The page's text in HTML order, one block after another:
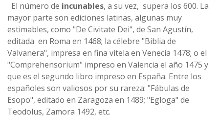
El número de incunables, a su vez, supera los 600. La
mayor parte son ediciones latinas, algunas muy
estimables, como "De Civitate Dei", de San Agustín,
editada en Roma en 1468; la célebre "Biblia de
Valvanera", impresa en fina vitela en Venecia 1478; o el
"Comprehensorium" impreso en Valencia el año 1475 y
que es el segundo libro impreso en España. Entre los
españoles son valiosos por su rareza: "Fábulas de
Esopo", editado en Zaragoza en 1489; "Egloga" de
Teodolus, Zamora 1492, etc.